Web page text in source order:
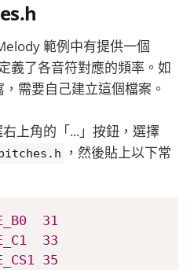
範例中有提供一個
義了各音符對應的頻率。如
需要自己建立這個檔案。
上角的「...」按鈕，選擇
，然後貼上以下常
31
33
35